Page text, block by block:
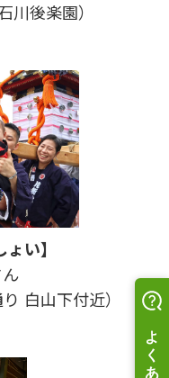
川後楽園）
い】
白山下付近）